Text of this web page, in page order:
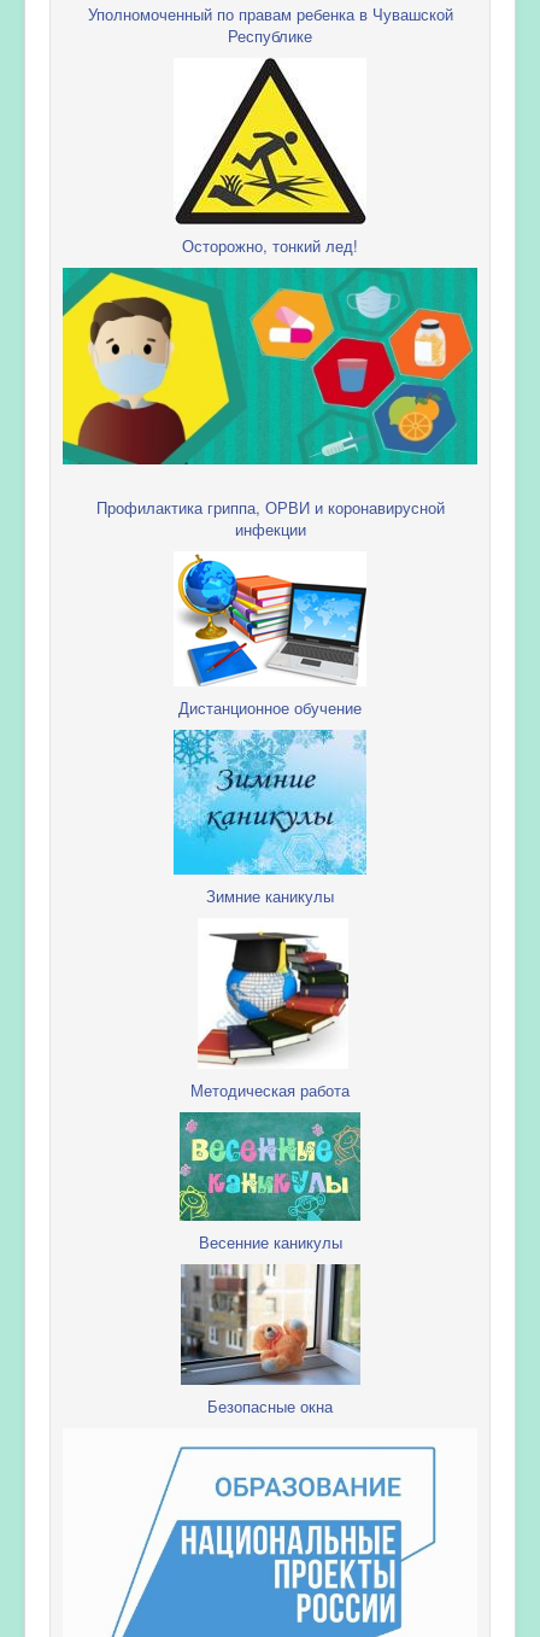
Уполномоченный по правам ребенка в Чувашской
Республике
Осторожно, тонкий лед!
Профилактика гриппа, ОРВИ и коронавирусной
инфекции
Дистанционное обучение
Зимние каникулы
Методическая работа
Весенние каникулы
Безопасные окна